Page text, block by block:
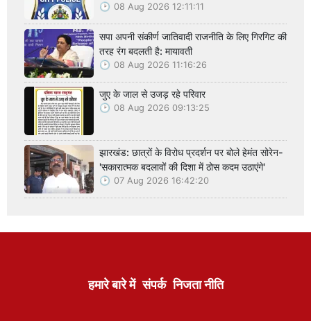
08 Aug 2026 12:11:11
सपा अपनी संकीर्ण जातिवादी राजनीति के लिए गिरगिट की
तरह रंग बदलती है: मायावती
08 Aug 2026 11:16:26
जुए के जाल से उजड़ रहे परिवार
08 Aug 2026 09:13:25
झारखंड: छात्रों के विरोध प्रदर्शन पर बोले हेमंत सोरेन-
'सकारात्मक बदलावों की दिशा में ठोस कदम उठाएंगे'
07 Aug 2026 16:42:20
हमारे बारे में संपर्क निजता नीति